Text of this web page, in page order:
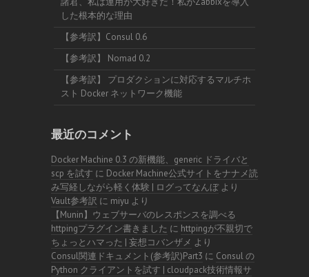
した根本的な理由
【参考訳】Consul 0.6
【参考訳】 Nomad 0.2
【参考訳】 プロダクションに対応するマルチホ
スト Docker ネットワーク機能
最近のコメント
Docker Machine 0.3 の新機能、generic ドライバと
scp を試す に Docker Machine公式サイトをナナメ読
み写経しながら軽く体験 | ログってなんぼより
Vault参考訳 に miyu より
【Munin】ウェブサーバのレスポンスを調べる
httpingプラグイン書きました に httpingが不親切で
ちょっとハマった | 妄想コバンザメ より
Consul関連ドキュメント(参考訳)Part3 に Consul の
Python クライアントを試す | cloudpack技術情報サ